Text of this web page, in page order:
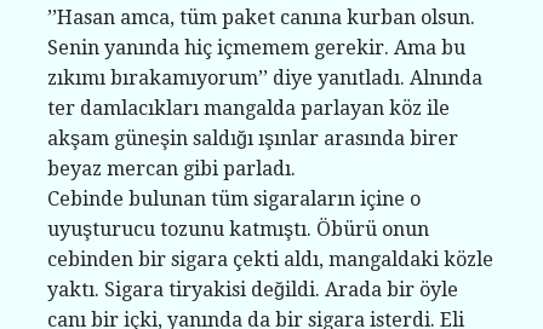
’’Hasan amca, tüm paket canına kurban olsun.
Senin yanında hiç içmemem gerekir. Ama bu
zıkımı bırakamıyorum’’ diye yanıtladı. Alnında
ter damlacıkları mangalda parlayan köz ile
akşam güneşin saldığı ışınlar arasında birer
beyaz mercan gibi parladı.
Cebinde bulunan tüm sigaraların içine o
uyuşturucu tozunu katmıştı. Öbürü onun
cebinden bir sigara çekti aldı, mangaldaki közle
yaktı. Sigara tiryakisi değildi. Arada bir öyle
canı bir içki, yanında da bir sigara isterdi. Eli